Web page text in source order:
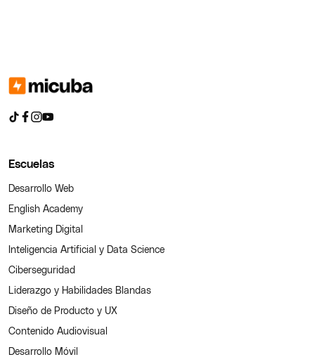
Escuelas
Desarrollo Web
English Academy
Marketing Digital
Inteligencia Artificial y Data Science
Ciberseguridad
Liderazgo y Habilidades Blandas
Diseño de Producto y UX
Contenido Audiovisual
Desarrollo Móvil